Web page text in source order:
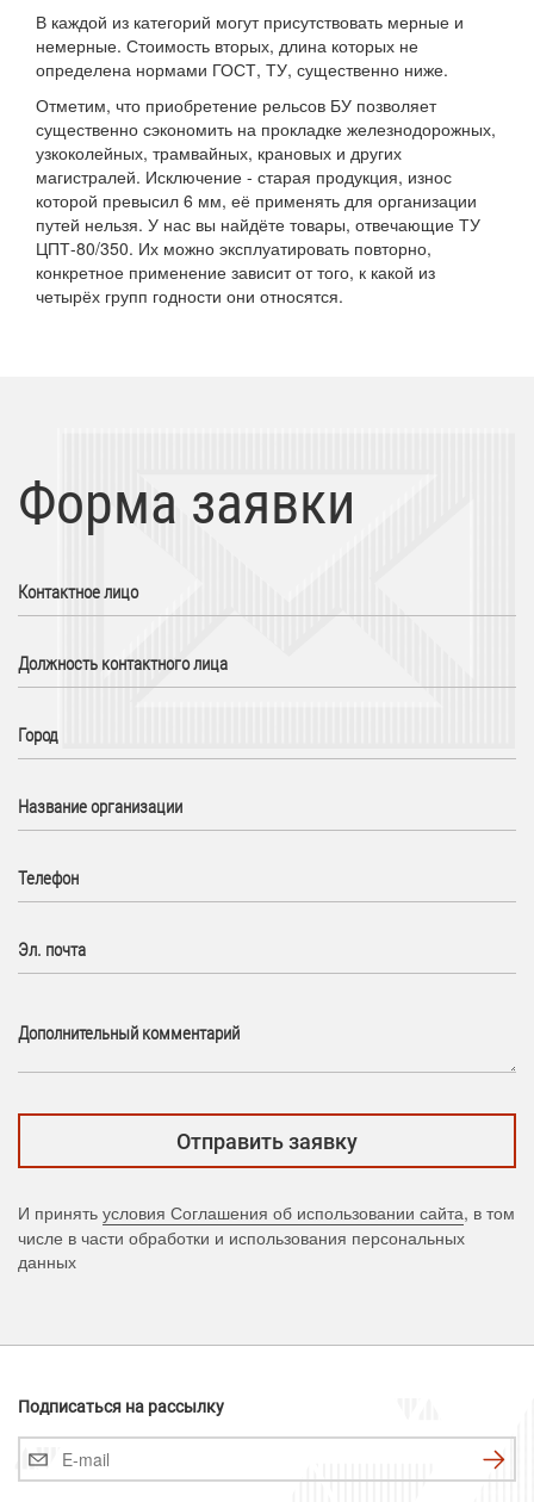
В каждой из категорий могут присутствовать мерные и
немерные. Стоимость вторых, длина которых не
определена нормами ГОСТ, ТУ, существенно ниже.
Отметим, что приобретение рельсов БУ позволяет
существенно сэкономить на прокладке железнодорожных,
узкоколейных, трамвайных, крановых и других
магистралей. Исключение - старая продукция, износ
которой превысил 6 мм, её применять для организации
путей нельзя. У нас вы найдёте товары, отвечающие ТУ
ЦПТ-80/350. Их можно эксплуатировать повторно,
конкретное применение зависит от того, к какой из
четырёх групп годности они относятся.
Форма заявки
Контактное лицо
Должность контактного лица
Город
Название организации
Телефон
Эл. почта
Дополнительный комментарий
И принять условия Соглашения об использовании сайта, в том
числе в части обработки и использования персональных
данных
Подписаться на рассылку